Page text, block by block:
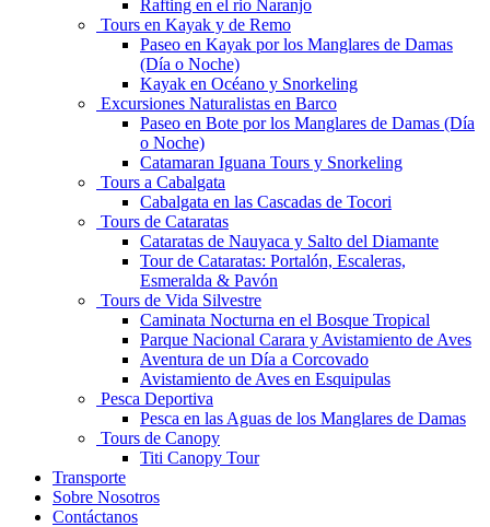
Rafting en el rio Naranjo
Tours en Kayak y de Remo
Paseo en Kayak por los Manglares de Damas
(Día o Noche)
Kayak en Océano y Snorkeling
Excursiones Naturalistas en Barco
Paseo en Bote por los Manglares de Damas (Día
o Noche)
Catamaran Iguana Tours y Snorkeling
Tours a Cabalgata
Cabalgata en las Cascadas de Tocori
Tours de Cataratas
Cataratas de Nauyaca y Salto del Diamante
Tour de Cataratas: Portalón, Escaleras,
Esmeralda & Pavón
Tours de Vida Silvestre
Caminata Nocturna en el Bosque Tropical
Parque Nacional Carara y Avistamiento de Aves
Aventura de un Día a Corcovado
Avistamiento de Aves en Esquipulas
Pesca Deportiva
Pesca en las Aguas de los Manglares de Damas
Tours de Canopy
Titi Canopy Tour
Transporte
Sobre Nosotros
Contáctanos